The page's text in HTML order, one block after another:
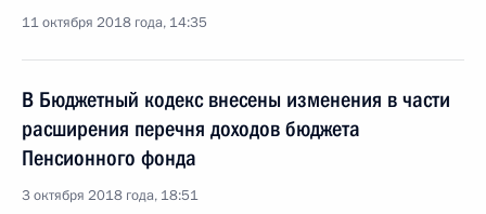
11 октября 2018 года, 14:35
В Бюджетный кодекс внесены изменения в части
расширения перечня доходов бюджета
Пенсионного фонда
3 октября 2018 года, 18:51